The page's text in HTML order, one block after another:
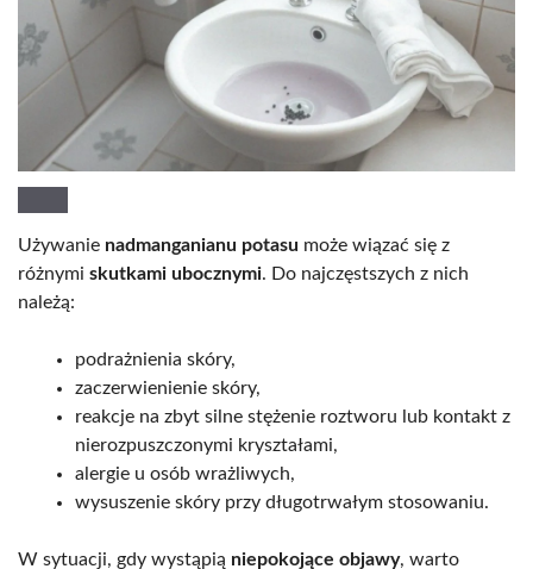
Używanie nadmanganianu potasu może wiązać się z
różnymi skutkami ubocznymi. Do najczęstszych z nich
należą:
podrażnienia skóry,
zaczerwienienie skóry,
reakcje na zbyt silne stężenie roztworu lub kontakt z
nierozpuszczonymi kryształami,
alergie u osób wrażliwych,
wysuszenie skóry przy długotrwałym stosowaniu.
W sytuacji, gdy wystąpią niepokojące objawy, warto